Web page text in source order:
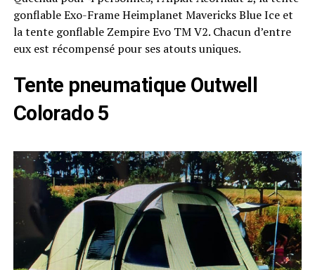
gonflable Exo-Frame Heimplanet Mavericks Blue Ice et
la tente gonflable Zempire Evo TM V2. Chacun d’entre
eux est récompensé pour ses atouts uniques.
Tente pneumatique Outwell
Colorado 5